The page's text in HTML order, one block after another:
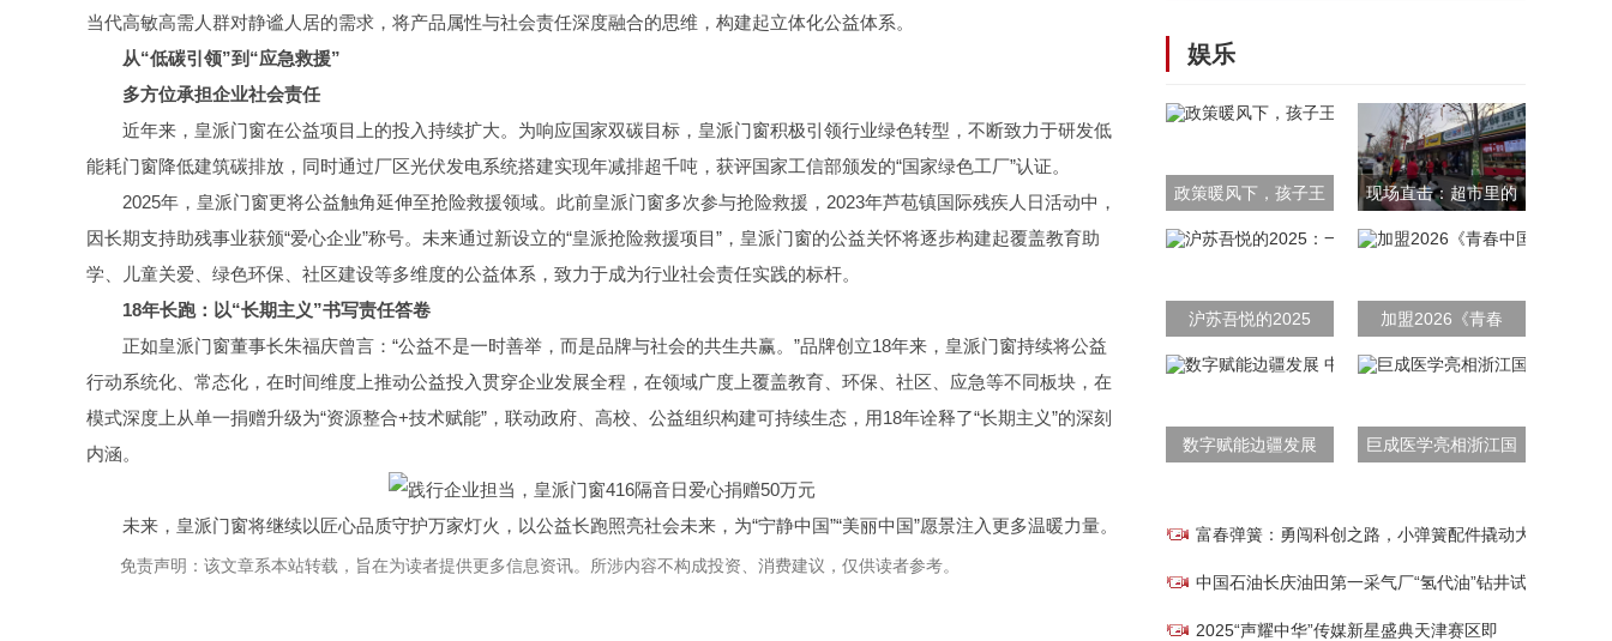
当代高敏高需人群对静谧人居的需求，将产品属性与社会责任深度融合的思维，构建起立体化公益体系。
从“低碳引领”到“应急救援”
多方位承担企业社会责任
近年来，皇派门窗在公益项目上的投入持续扩大。为响应国家双碳目标，皇派门窗积极引领行业绿色转型，不断致力于研发低
能耗门窗降低建筑碳排放，同时通过厂区光伏发电系统搭建实现年减排超千吨，获评国家工信部颁发的“国家绿色工厂”认证。
2025年，皇派门窗更将公益触角延伸至抢险救援领域。此前皇派门窗多次参与抢险救援，2023年芦苞镇国际残疾人日活动中，
因长期支持助残事业获颁“爱心企业”称号。未来通过新设立的“皇派抢险救援项目”，皇派门窗的公益关怀将逐步构建起覆盖教育助
学、儿童关爱、绿色环保、社区建设等多维度的公益体系，致力于成为行业社会责任实践的标杆。
18年长跑：以“长期主义”书写责任答卷
正如皇派门窗董事长朱福庆曾言：“公益不是一时善举，而是品牌与社会的共生共赢。”品牌创立18年来，皇派门窗持续将公益
行动系统化、常态化，在时间维度上推动公益投入贯穿企业发展全程，在领域广度上覆盖教育、环保、社区、应急等不同板块，在
模式深度上从单一捐赠升级为“资源整合+技术赋能”，联动政府、高校、公益组织构建可持续生态，用18年诠释了“长期主义”的深刻
内涵。
未来，皇派门窗将继续以匠心品质守护万家灯火，以公益长跑照亮社会未来，为“宁静中国”“美丽中国”愿景注入更多温暖力量。
免责声明：该文章系本站转载，旨在为读者提供更多信息资讯。所涉内容不构成投资、消费建议，仅供读者参考。
娱乐
政策暖风下，孩子王 现场直击：超市里的
沪苏吾悦的2025 加盟2026《青春
数字赋能边疆发展 巨成医学亮相浙江国
富春弹簧：勇闯科创之路，小弹簧配件撬动大国
中国石油长庆油田第一采气厂“氢代油”钻井试
2025“声耀中华”传媒新星盛典天津赛区即